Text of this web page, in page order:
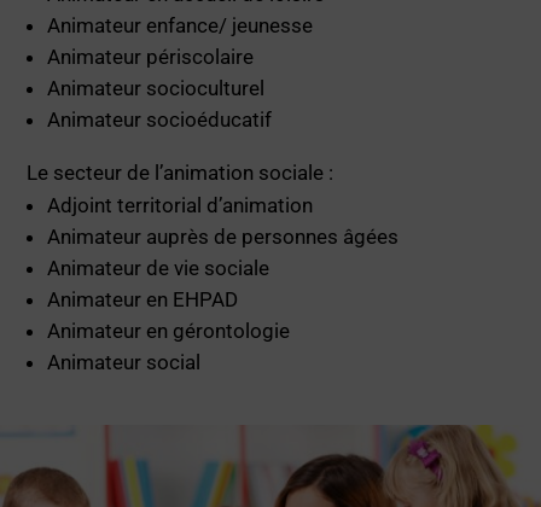
Animateur enfance/ jeunesse
Animateur périscolaire
Animateur socioculturel
Animateur socioéducatif
Le secteur de l’animation sociale :
Adjoint territorial d’animation
Animateur auprès de personnes âgées
Animateur de vie sociale
Animateur en EHPAD
Animateur en gérontologie
Animateur social